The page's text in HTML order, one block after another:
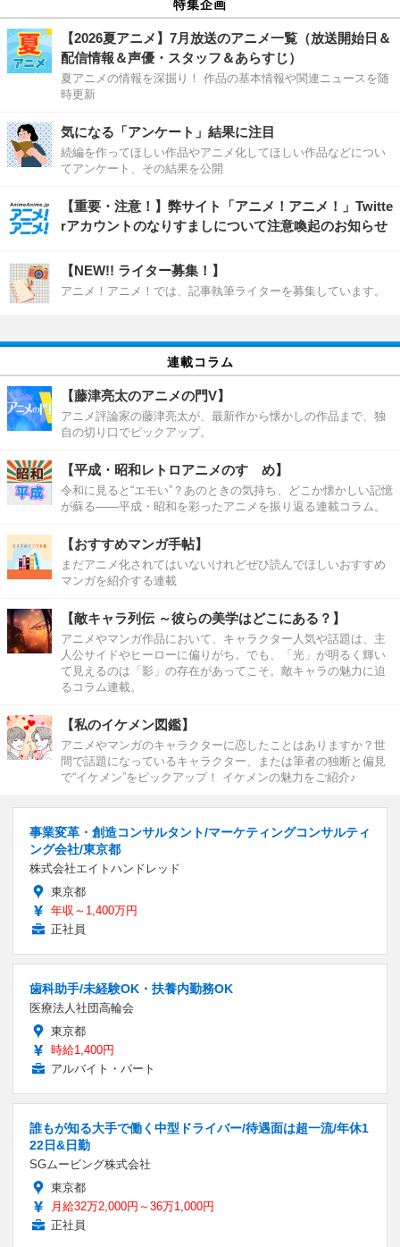
特集企画
【2026夏アニメ】7月放送のアニメ一覧（放送開始日＆
配信情報＆声優・スタッフ＆あらすじ）
夏アニメの情報を深掘り！ 作品の基本情報や関連ニュースを随
時更新
気になる「アンケート」結果に注目
続編を作ってほしい作品やアニメ化してほしい作品などについ
てアンケート、その結果を公開
【重要・注意！】弊サイト「アニメ！アニメ！」Twitte
rアカウントのなりすましについて注意喚起のお知らせ
【NEW!! ライター募集！】
アニメ！アニメ！では、記事執筆ライターを募集しています。
連載コラム
【藤津亮太のアニメの門V】
アニメ評論家の藤津亮太が、最新作から懐かしの作品まで、独
自の切り口でピックアップ。
【平成・昭和レトロアニメのすゝめ】
令和に見ると“エモい”？あのときの気持ち、どこか懐かしい記憶
が蘇る――平成・昭和を彩ったアニメを振り返る連載コラム。
【おすすめマンガ手帖】
まだアニメ化されてはいないけれどぜひ読んでほしいおすすめ
マンガを紹介する連載
【敵キャラ列伝 ～彼らの美学はどこにある？】
アニメやマンガ作品において、キャラクター人気や話題は、主
人公サイドやヒーローに偏りがち。でも、「光」が明るく輝い
て見えるのは「影」の存在があってこそ。敵キャラの魅力に迫
るコラム連載。
【私のイケメン図鑑】
アニメやマンガのキャラクターに恋したことはありますか？世
間で話題になっているキャラクター、または筆者の独断と偏見
で“イケメン”をピックアップ！ イケメンの魅力をご紹介♪
事業変革・創造コンサルタント/マーケティングコンサルティ
ング会社/東京都
株式会社エイトハンドレッド
東京都
年収～1,400万円
正社員
歯科助手/未経験OK・扶養内勤務OK
医療法人社団高輪会
東京都
時給1,400円
アルバイト・パート
誰もが知る大手で働く中型ドライバー/待遇面は超一流/年休1
22日&日勤
SGムービング株式会社
東京都
月給32万2,000円～36万1,000円
正社員